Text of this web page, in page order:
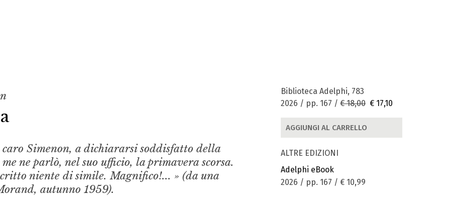
caro Simenon, a dichiararsi soddisfatto della
ne parlò, nel suo ufficio, la primavera scorsa.
niente di simile. Magnifico!... » (da una
autunno 1959).
Biblioteca Adelphi, 783
2026 / pp. 167 / € 18,00 € 17,10
AGGIUNGI AL CARRELLO
ALTRE EDIZIONI
Adelphi eBook
2026 / pp. 167 / € 10,99